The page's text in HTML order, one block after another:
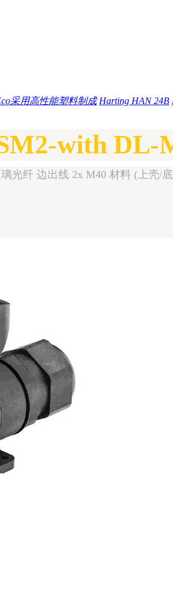
采用高性能塑料制成 Harting HAN 24B
with DL-
光纤 边出线 2x M40 材料 (上壳/